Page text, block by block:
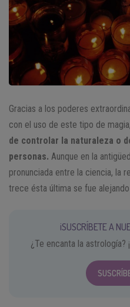
Gracias a los poderes
con el uso de este tipo de magia,
de controlar la naturaleza o
personas. Aunque en la
pronunciada entre la ciencia, la
trece ésta última se fue
¡SUSCRÍBETE A
¿Te encanta la